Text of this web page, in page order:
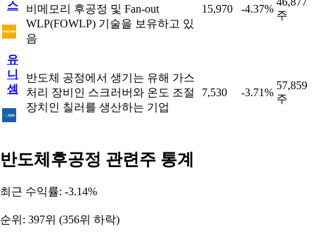
스
비메모리 후공정 및 Fan-out
WLP(FOWLP) 기술을 보유하고 있
음
15,970 -4.37%
주
유
니
셈
반도체 공정에서 생기는 유해 가스
처리 장비인 스크러버와 온도 조절
장치인 칠러를 생산하는 기업
7,530 -3.71%
57,859
주
반도체후공정 관련주 통계
최근 수익률: -3.14%
순위: 397위 (356위 하락)